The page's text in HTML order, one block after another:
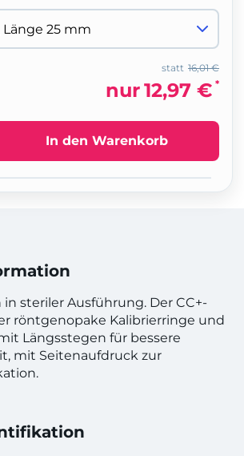
16,01 €
statt
nur12,97 € *
In den Warenkorb
steriler Ausführung. Der CC+-
röntgenopake Kalibrierringe und
Längsstegen für bessere
mit Seitenaufdruck zur